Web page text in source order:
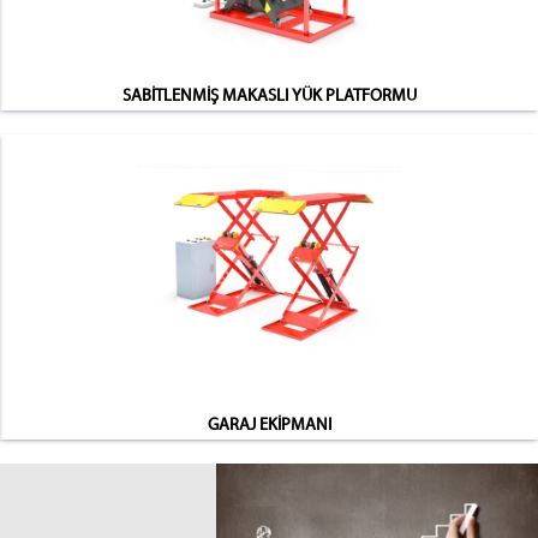
SABİTLENMİŞ MAKASLI YÜK PLATFORMU
GARAJ EKİPMANI